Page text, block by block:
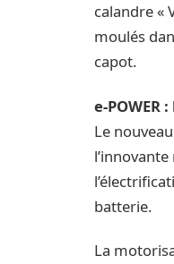
calandre «
moulés
capot.
e-
Le
batterie.
La